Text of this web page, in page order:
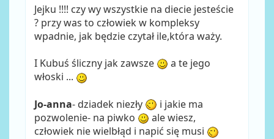
Jejku !!!! czy wy wszystkie na diecie jesteście
? przy was to człowiek w kompleksy
wpadnie, jak będzie czytał ile,która waży.
I Kubuś śliczny jak zawsze
a te jego
włoski ...
Jo-anna- dziadek niezły
i jakie ma
pozwolenie- na piwko
ale wiesz,
człowiek nie wielbłąd i napić się musi